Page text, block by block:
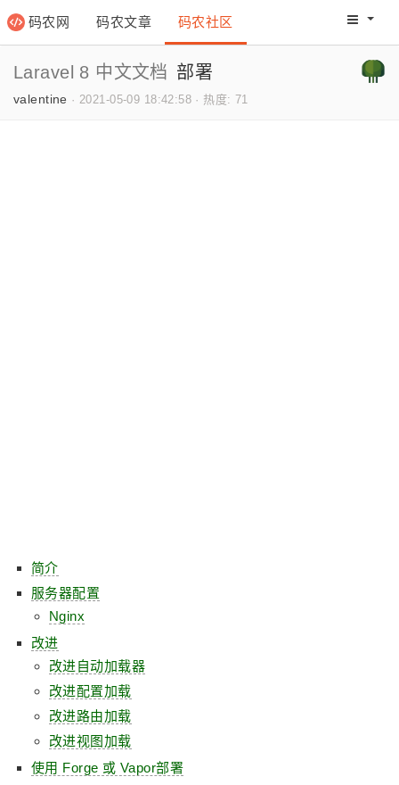
码农网 码农文章 码农社区 码农网
Laravel 8 中文文档 部署
valentine ·2021-05-09 18:42:58 · 热度: 71
简介
服务器配置
Nginx
改进
改进自动加载器
改进配置加载
改进路由加载
改进视图加载
使用 Forge 或 Vapor部署